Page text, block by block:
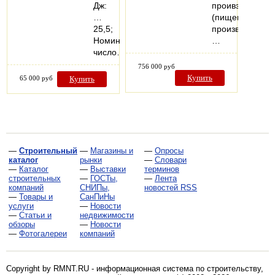
Дж:
25,5;
Номинальное
число…
65 000 руб Купить
проивзодств
(пищевое
производство,
756 000 руб
Купить
— Строительный
каталог
— Каталог
строительных
компаний
— Товары и
услуги
— Статьи и
обзоры
— Фотогалереи
— Магазины и
рынки
— Выставки
— ГОСТы,
СНИПы,
СанПиНы
— Новости
недвижимости
— Новости
компаний
— Опросы
— Словари
терминов
— Лента
новостей RSS
Copyright by RMNT.RU - информационная система по строительству,